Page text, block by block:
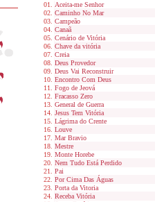
Aceita-me Senhor
Caminho No Mar
Campeão
Canaã
Cenário de Vitória
Chave da vitória
Creia
Deus Provedor
Deus Vai Reconstruir
Encontro Com Deus
Fogo de Jeová
Fracasso Zero
General de Guerra
Jesus Tem Vitória
Lágrima do Crente
Louve
Mar Bravio
Mestre
Monte Horebe
Nem Tudo Está Perdido
Pai
Por Cima Das Águas
Porta da Vitoria
Receba Vitória